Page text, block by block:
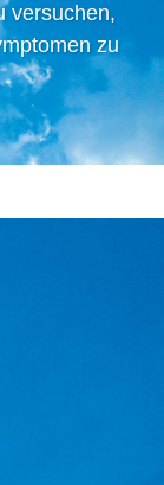
versuchen,
zu